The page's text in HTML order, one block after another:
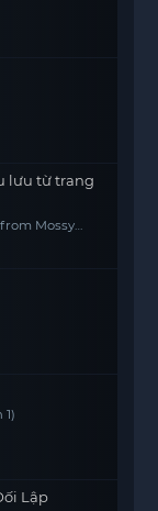
lưu từ trang
Mossy
1)
Lập